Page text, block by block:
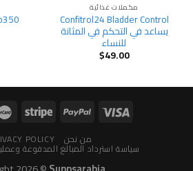
مكملات غذائية
Confitrol24 Bladder Control
يساعد في التحكم في المثانة
للنساء
$49.00
من نحن POLICY
سياسة استرداد المبالغ المدفوعة